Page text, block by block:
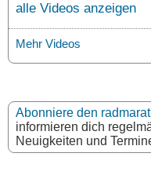
alle Videos anzeigen
Mehr Videos
Abonniere den
informieren dich
Neuigkeiten und